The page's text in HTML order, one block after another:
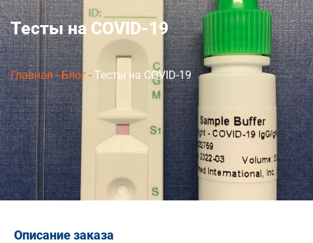
Тесты на COVID-19
Главная-Блог - Тесты на COVID-19
Описание заказа